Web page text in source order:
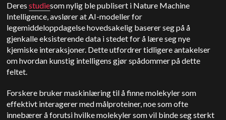
Deresstudiesom nylig ble publisert i Nature Machine
Intelligence, avslører at AI-modeller for
legemiddeloppdagelse hovedsakelig baserer seg på å
gjenkalle eksisterende data i stedet for å lære seg nye
kjemiske interaksjoner. Dette utfordrer tidligere antakelser
om hvordan kunstig intelligens gjør spådommer på dette
feltet.
Forskere bruker maskinlæring til å finne molekyler som
effektivt interagerer med målproteiner, noe som ofte
innebærer å forutsi hvilke molekyler som vil binde seg sterkt